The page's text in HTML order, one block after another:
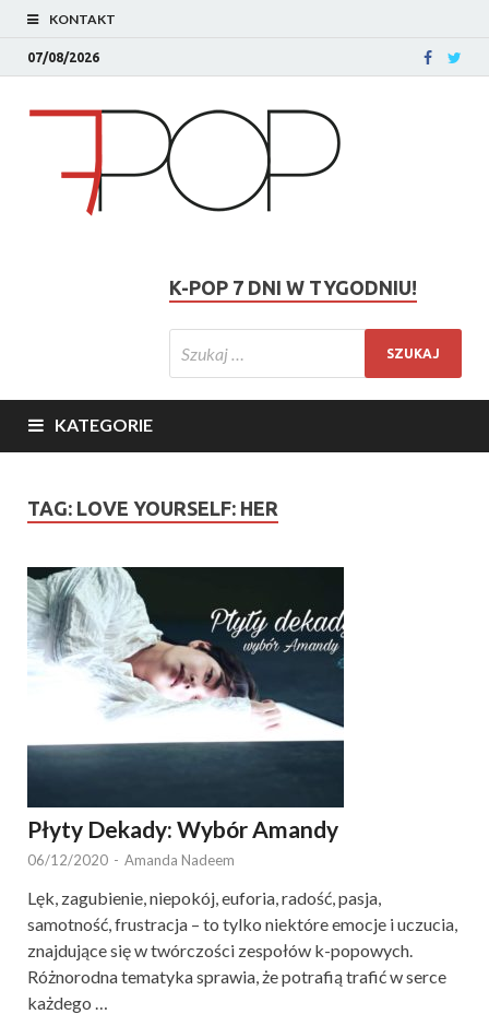
KONTAKT
07/08/2026
K-POP 7 DNI W TYGODNIU!
KATEGORIE
TAG: LOVE YOURSELF: HER
Płyty Dekady: Wybór Amandy
06/12/2020 - Amanda Nadeem
Lęk, zagubienie, niepokój, euforia, radość, pasja,
samotność, frustracja – to tylko niektóre emocje i uczucia,
znajdujące się w twórczości zespołów k-popowych.
Różnorodna tematyka sprawia, że potrafią trafić w serce
każdego …